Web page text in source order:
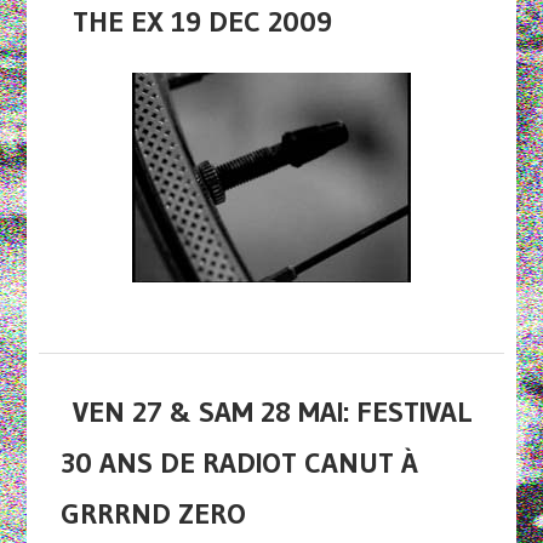
THE EX 19 DEC 2009
VEN 27 & SAM 28 MAI: FESTIVAL
30 ANS DE RADIOT CANUT À
GRRRND ZERO